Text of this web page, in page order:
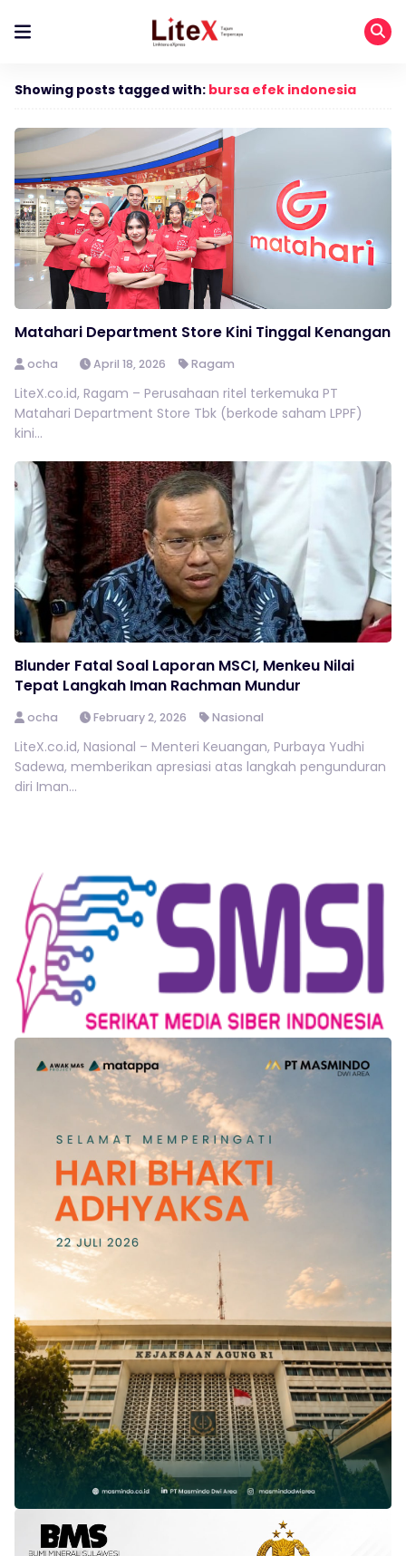
Showing posts tagged with: bursa efek indonesia
Matahari Department Store Kini Tinggal Kenangan
ocha April 18, 2026 Ragam
LiteX.co.id, Ragam – Perusahaan ritel terkemuka PT
Matahari Department Store Tbk (berkode saham LPPF)
kini...
Blunder Fatal Soal Laporan MSCI, Menkeu Nilai
Tepat Langkah Iman Rachman Mundur
ocha February 2, 2026 Nasional
LiteX.co.id, Nasional – Menteri Keuangan, Purbaya Yudhi
Sadewa, memberikan apresiasi atas langkah pengunduran
diri Iman...